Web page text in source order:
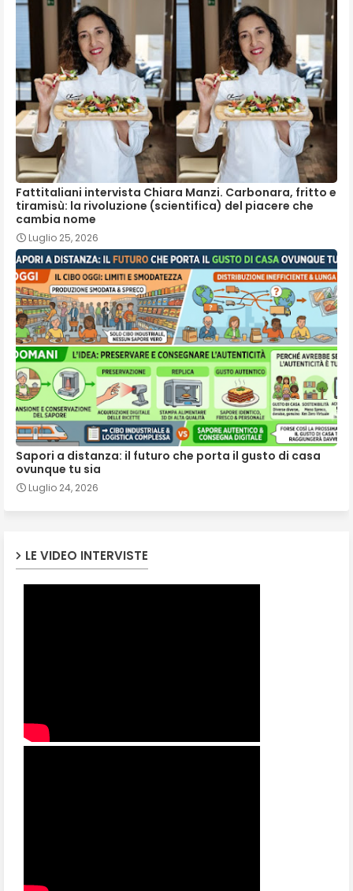
Fattitaliani intervista Chiara Manzi. Carbonara, fritto e
tiramisù: la rivoluzione (scientifica) del piacere che
cambia nome
Luglio 25, 2026
Sapori a distanza: il futuro che porta il gusto di casa
ovunque tu sia
Luglio 24, 2026
LE VIDEO INTERVISTE